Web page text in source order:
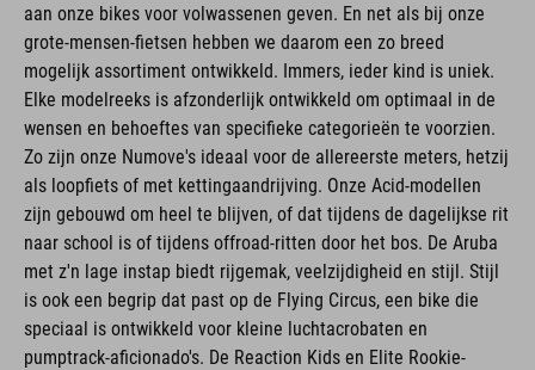
aan onze bikes voor volwassenen geven. En net als bij onze
grote-mensen-fietsen hebben we daarom een zo breed
mogelijk assortiment ontwikkeld. Immers, ieder kind is uniek.
Elke modelreeks is afzonderlijk ontwikkeld om optimaal in de
wensen en behoeftes van specifieke categorieën te voorzien.
Zo zijn onze Numove's ideaal voor de allereerste meters, hetzij
als loopfiets of met kettingaandrijving. Onze Acid-modellen
zijn gebouwd om heel te blijven, of dat tijdens de dagelijkse rit
naar school is of tijdens offroad-ritten door het bos. De Aruba
met z'n lage instap biedt rijgemak, veelzijdigheid en stijl. Stijl
is ook een begrip dat past op de Flying Circus, een bike die
speciaal is ontwikkeld voor kleine luchtacrobaten en
pumptrack-aficionado's. De Reaction Kids en Elite Rookie-